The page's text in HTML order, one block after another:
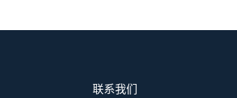
联系我们